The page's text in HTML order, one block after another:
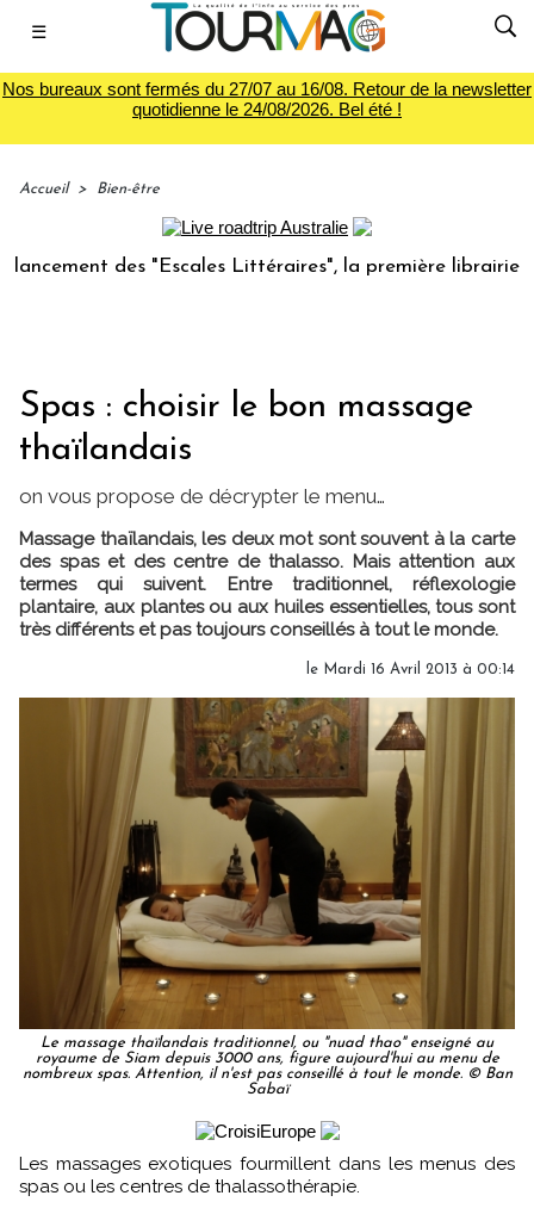
☰
Nos bureaux sont fermés du 27/07 au 16/08. Retour de la newsletter
quotidienne le 24/08/2026. Bel été !
Accueil > Bien-être
des "Escales Littéraires", la première librairie du
Spas : choisir le bon massage
thaïlandais
on vous propose de décrypter le menu…
Massage thaïlandais, les deux mot sont souvent à la carte
des spas et des centre de thalasso. Mais attention aux
termes qui suivent. Entre traditionnel, réflexologie
plantaire, aux plantes ou aux huiles essentielles, tous sont
très différents et pas toujours conseillés à tout le monde.
le Mardi 16 Avril 2013 à 00:14
Le massage thaïlandais traditionnel, ou "nuad thao" enseigné au
royaume de Siam depuis 3000 ans, figure aujourd'hui au menu de
nombreux spas. Attention, il n'est pas conseillé à tout le monde. © Ban
Sabaï
Les massages exotiques fourmillent dans les menus des
spas ou les centres de thalassothérapie.